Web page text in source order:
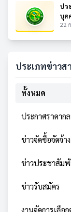
ปร
บุค
22
ประเภทข่าวส
ทั้งหมด
ประกาศราคาก
ข่าวจัดซื้อจัดจ้าง
ข่าวประชาสัม
ข่าวรับสมัคร
งานจัดการเลือก